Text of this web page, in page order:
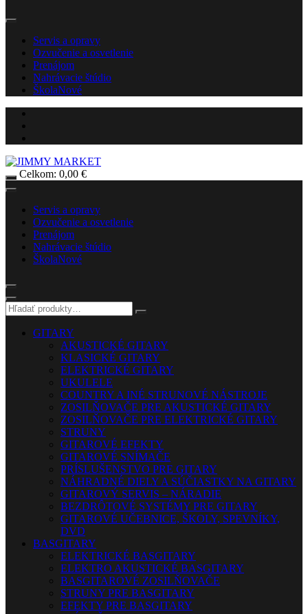
Servis a opravy
Ozvučenie a osvetlenie
Prenájom
Nahrávacie štúdio
ŠkolaNové
Celkom: 0,00 €
Servis a opravy
Ozvučenie a osvetlenie
Prenájom
Nahrávacie štúdio
ŠkolaNové
GITARY
AKUSTICKÉ GITARY
KLASICKÉ GITARY
ELEKTRICKÉ GITARY
UKULELE
COUNTRY A INÉ STRUNOVÉ NÁSTROJE
ZOSILŇOVAČE PRE AKUSTICKÉ GITARY
ZOSILŇOVAČE PRE ELEKTRICKÉ GITARY
STRUNY
GITAROVÉ EFEKTY
GITAROVÉ SNÍMAČE
PRÍSLUŠENSTVO PRE GITARY
NÁHRADNÉ DIELY A SÚČIASTKY NA GITARY
GITAROVÝ SERVIS – NÁRADIE
BEZDRÔTOVÉ SYSTÉMY PRE GITARY
GITAROVÉ UČEBNICE, ŠKOLY, SPEVNÍKY,
DVD
BASGITARY
ELEKTRICKÉ BASGITARY
ELEKTRO AKUSTICKÉ BASGITARY
BASGITAROVÉ ZOSILŇOVAČE
STRUNY PRE BASGITARY
EFEKTY PRE BASGITARY